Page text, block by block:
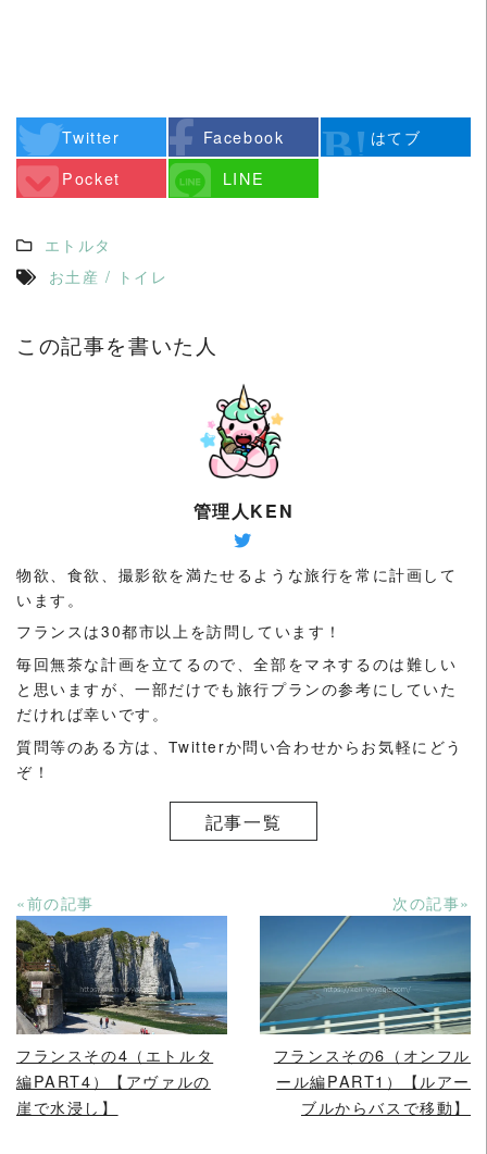
Twitter Facebook
はてブ
Pocket
LINE
エトルタ
お土産 / トイレ
この記事を書いた人
管理人KEN
物欲、食欲、撮影欲を満たせるような旅行を常に計画して
います。
フランスは30都市以上を訪問しています！
毎回無茶な計画を立てるので、全部をマネするのは難しい
と思いますが、一部だけでも旅行プランの参考にしていた
だければ幸いです。
質問等のある方は、Twitterか問い合わせからお気軽にどう
ぞ！
記事一覧
«前の記事
READ MORE
フランスその4（エトルタ
編PART4）【アヴァルの
崖で水浸し】
次の記事»
READ MORE
フランスその6（オンフル
ール編PART1）【ルアー
ブルからバスで移動】